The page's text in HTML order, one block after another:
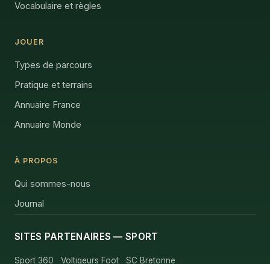
Vocabulaire et règles
JOUER
Types de parcours
Pratique et terrains
Annuaire France
Annuaire Monde
À PROPOS
Qui sommes-nous
Journal
SITES PARTENAIRES — SPORT
Sport 360 Voltigeurs Foot SC Bretonne